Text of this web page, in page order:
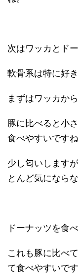
次はワッカとド
軟骨系は特に好
まずはワッカか
豚に比べると小
食べやすいですね
少し匂いします
とんど気にならな
ドーナッツを食
これも豚に比べ
て食べやすいです